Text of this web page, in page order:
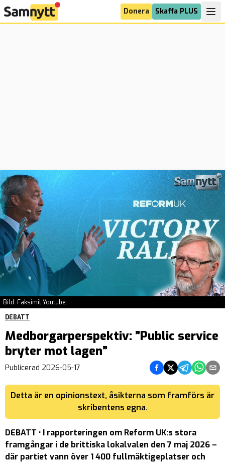
Donera Skaffa PLUS
Bild: Faksimil Youtube.
DEBATT
Medborgarperspektiv: ”Public service
bryter mot lagen”
Publicerad 2026-05-17 Dela på Facebook
Dela på Twitter
Dela påDela på
Dela
Detta är en opinionstext, åsikterna som framförs är
skribentens egna.
DEBATT • I rapporteringen om Reform UK:s stora
framgångar i de brittiska lokalvalen den 7 maj 2026 –
där partiet vann över 1 400 fullmäktigeplatser och